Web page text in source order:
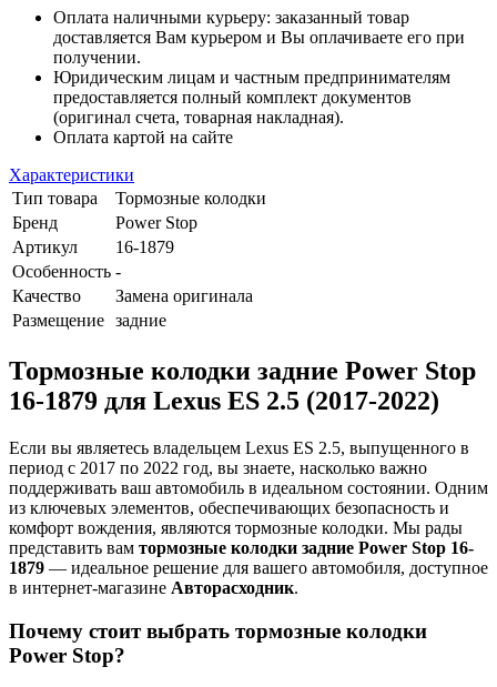
Оплата наличными курьеру: заказанный товар
доставляется Вам курьером и Вы оплачиваете его при
получении.
Юридическим лицам и частным предпринимателям
предоставляется полный комплект документов
(оригинал счета, товарная накладная).
Оплата картой на сайте
Характеристики
Тип товара
Тормозные колодки
Бренд
Power Stop
Артикул
16-1879
Особенность -
Качество
Замена оригинала
Размещение задние
Тормозные колодки задние Power Stop
16-1879 для Lexus ES 2.5 (2017-2022)
Если вы являетесь владельцем Lexus ES 2.5, выпущенного в
период с 2017 по 2022 год, вы знаете, насколько важно
поддерживать ваш автомобиль в идеальном состоянии. Одним
из ключевых элементов, обеспечивающих безопасность и
комфорт вождения, являются тормозные колодки. Мы рады
представить вам тормозные колодки задние Power Stop 16-
1879 — идеальное решение для вашего автомобиля, доступное
в интернет-магазине Авторасходник.
Почему стоит выбрать тормозные колодки
Power Stop?